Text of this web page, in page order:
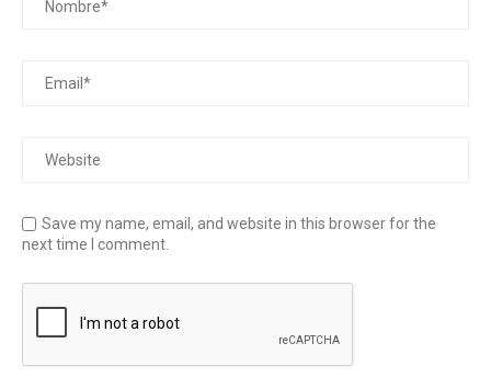
Save my name, email, and website in this browser for the
next time I comment.